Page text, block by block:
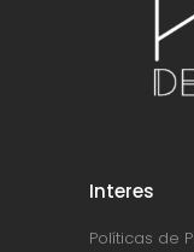
Interes
Políticas de